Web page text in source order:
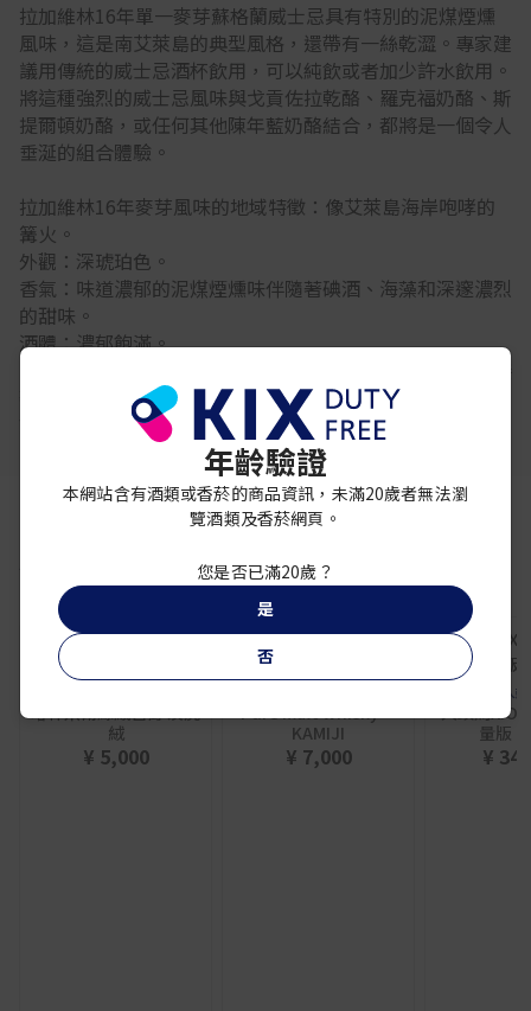
拉加維林16年單一麥芽蘇格蘭威士忌具有特別的泥煤煙燻
風味，這是南艾萊島的典型風格，還帶有一絲乾澀。專家建
議用傳統的威士忌酒杯飲用，可以純飲或者加少許水飲用。
將這種強烈的威士忌風味與戈貢佐拉乾酪、羅克福奶酪、斯
提爾頓奶酪，或任何其他陳年藍奶酪結合，都將是一個令人
垂涎的組合體驗。
拉加維林16年麥芽風味的地域特徵：像艾萊島海岸咆哮的
篝火。
外觀：深琥珀色。
香氣：味道濃郁的泥煤煙燻味伴隨著碘酒、海藻和深邃濃烈
的甜味。
酒體：濃郁飽滿。
著是海洋和鹽伴隨著一絲木頭的味道。
餘韻：持久、優雅，泥煤味伴隨著海藻和海鹽的味道
喀什米爾絲絨唇膏 淡麂
絨
¥ 5,000
Pure malt whisky
KAMIJI
¥ 7,000
人
人頭馬X.O
量版
¥
年齡驗證
本網站含有酒類或香菸的商品資訊，未滿20歲者無法瀏
覽酒類及香菸網頁。
您是否已滿20歲？
是
否